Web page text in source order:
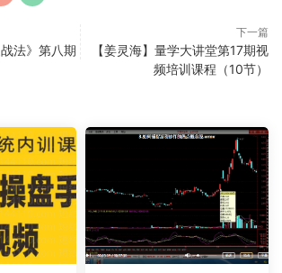
法》第八期
下一篇
【姜灵海】量学大讲堂第17期视
频培训课程（10节）